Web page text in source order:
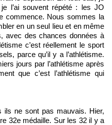
l’ai souvent répété : les JO
commence. Nous sommes la
en un seul lieu et en même
avec des chances données à
c’est réellement le sport
parce qu’il y a l’athlétisme.
jours par l’athlétisme après
que c’est l’athlétisme qui
ils ne sont pas mauvais. Hier,
32e médaille. Sur les 32 il y a